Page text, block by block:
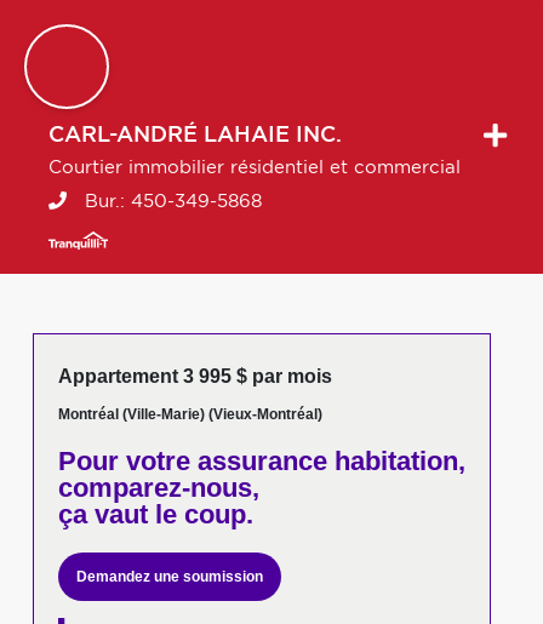
CARL-ANDRÉ LAHAIE INC.
Courtier immobilier résidentiel et commercial
Bur.: 450-349-5868
Appartement 3 995 $ par mois
Montréal (Ville-Marie) (Vieux-Montréal)
Pour votreassurance habitation,
comparez-nous,
ça vaut le coup.
Demandez une soumission